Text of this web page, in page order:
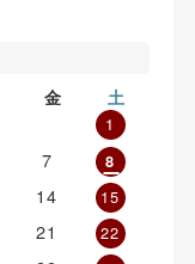
金 土
1
7 8
14
15
21
22